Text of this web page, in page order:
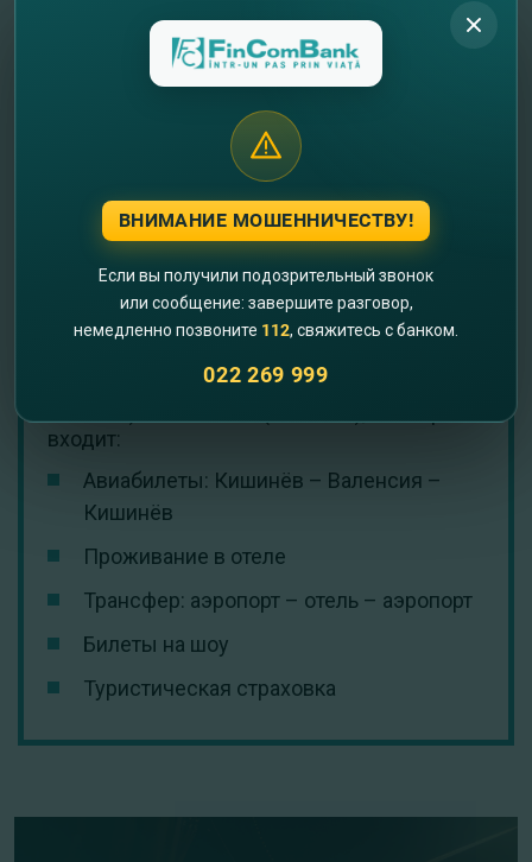
ЧТО ВКЛЮЧАЕТ ГЛАВНЫЙ ПРИЗ?
Путешествие на 4 дня для всей семьи (до 4
входит:
Авиабилеты: Кишинёв – Валенсия –
Кишинёв
Проживание в отеле
Трансфер: аэропорт – отель – аэропорт
Билеты на шоу
Туристическая страховка
ВНИМАНИЕ МОШЕННИЧЕСТВУ!
Если вы получили подозрительный звонок
или сообщение: завершите разговор,
немедленно позвоните 112, свяжитесь с банком.
022 269 999